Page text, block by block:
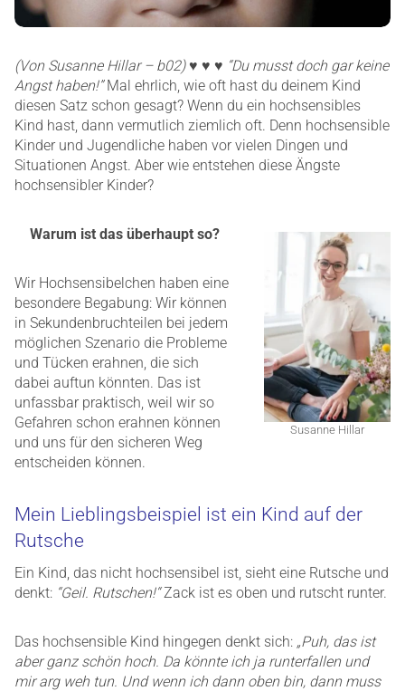
(Von Susanne Hillar – b02)♥ ♥ ♥ “Du musst doch gar keine
Angst haben!”Mal ehrlich, wie oft hast du deinem Kind
diesen Satz schon gesagt? Wenn du ein hochsensibles
Kind hast, dann vermutlich ziemlich oft. Denn hochsensible
Kinder und Jugendliche haben vor vielen Dingen und
Situationen Angst. Aber wie entstehen diese Ängste
hochsensibler Kinder?
Susanne Hillar
Warum ist das überhaupt so?
Wir Hochsensibelchen haben eine
besondere Begabung: Wir können
in Sekundenbruchteilen bei jedem
möglichen Szenario die Probleme
und Tücken erahnen, die sich
dabei auftun könnten. Das ist
unfassbar praktisch, weil wir so
Gefahren schon erahnen können
und uns für den sicheren Weg
entscheiden können.
Mein Lieblingsbeispiel ist ein Kind auf der
Rutsche
Ein Kind, das nicht hochsensibel ist, sieht eine Rutsche und
denkt: “Geil. Rutschen!“Zack ist es oben und rutscht runter.
Das hochsensible Kind hingegen denkt sich: „Puh, das ist
aber ganz schön hoch. Da könnte ich ja runterfallen und
mir arg weh tun. Und wenn ich dann oben bin, dann muss